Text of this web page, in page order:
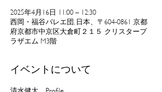
2025年4月16日 11:00 – 12:30
西岡・福谷バレエ団, 日本、〒604-0861 京都
府京都市中京区大倉町２１５ クリスタープ
ラザエム M3階
イベントについて
清水健太　Profile